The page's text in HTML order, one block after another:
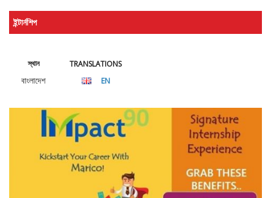
ইন্টার্নশিপ
স্থান
বাংলাদেশ
TRANSLATIONS
EN